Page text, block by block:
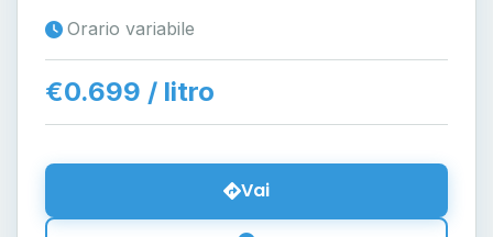
Orario variabile
€0.699 / litro
Vai